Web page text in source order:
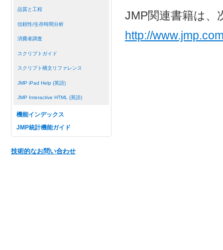
品質と工程
信頼性/生存時間分析
消費者調査
スクリプトガイド
スクリプト構文リファレンス
JMP iPad Help (英語)
JMP Interactive HTML (英語)
機能インデックス
JMP統計機能ガイド
技術的なお問い合わせ
JMP関連書籍は、
http://